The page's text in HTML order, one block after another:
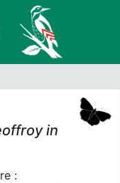
in
: